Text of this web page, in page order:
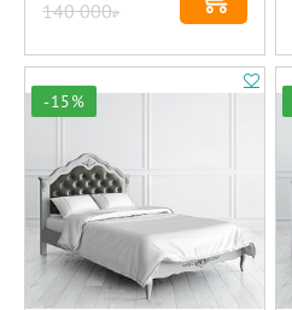
140 000Р
-15%